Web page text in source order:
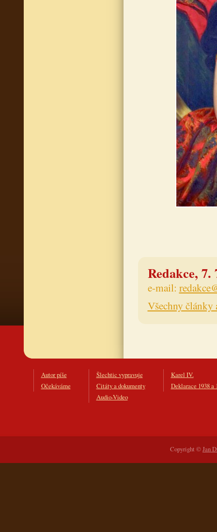
Redakce, 7.
e-mail:
Všechny články
Autor píše
Očekáváme
Šlechtic vypravuje
Citáty a dokumenty
Audio-Video
Karel IV.
Deklarace 1938 a
Copyright ©Jan